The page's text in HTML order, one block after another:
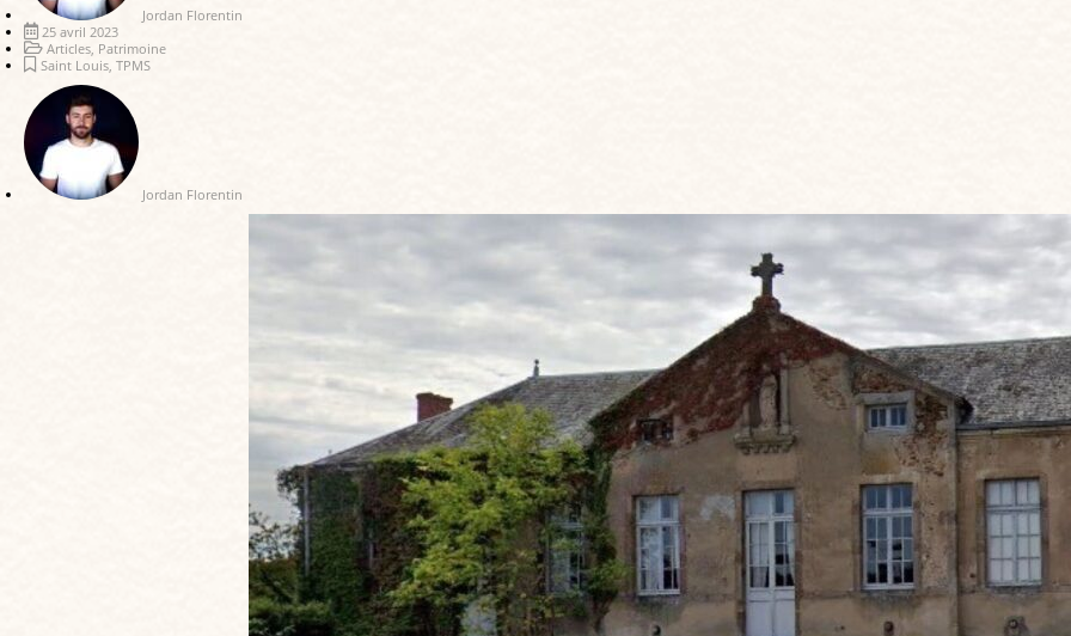
Jordan Florentin
25 avril 2023
Articles Patrimoine
Saint Louis TPMS
Jordan Florentin